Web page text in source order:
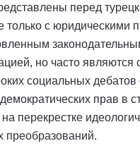
перед
только с юридическими
но часто являются
социальных дебатов
прав в
перекрестке
преобразований.